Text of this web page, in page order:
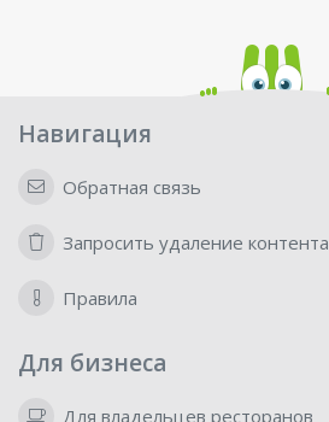
Навигация
Обратная связь
Запросить удаление контента
Правила
Для бизнеса
Для владельцев ресторанов